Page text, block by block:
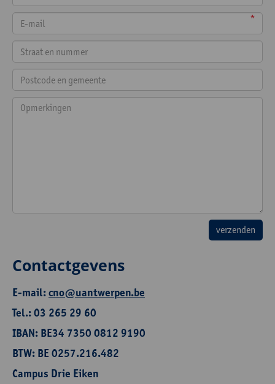
*
Contactgevens
E-mail:cno@uantwerpen.be
Tel.: 03 265 29 60
IBAN: BE34 7350 0812 9190
BTW: BE 0257.216.482
Campus Drie Eiken